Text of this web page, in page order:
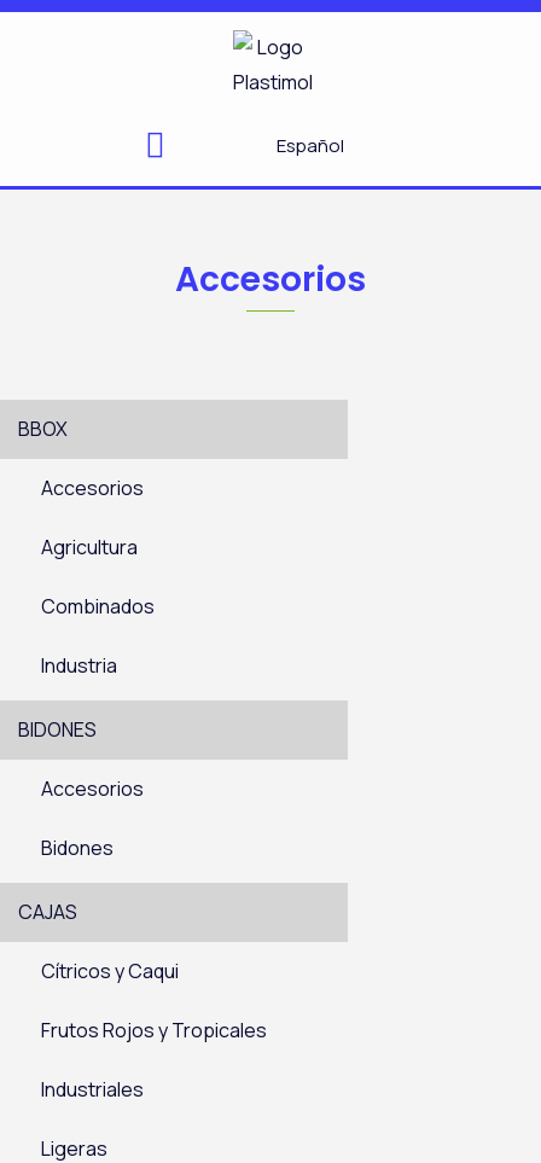
Ir
Español
Accesorios
BBOX
Accesorios
Agricultura
Combinados
Industria
BIDONES
Accesorios
Bidones
CAJAS
Cítricos y Caqui
Frutos Rojos y Tropicales
Industriales
Ligeras